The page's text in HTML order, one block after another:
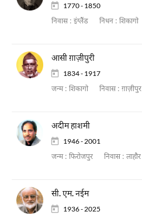
1770 - 1850
निवास : इंग्लैंड निधन : शिकागो
आसी ग़ाज़ीपुरी
1834 - 1917
जन्म : शिकागो निवास : ग़ाज़ीपुर
अदीम हाशमी
1946 - 2001
जन्म : फिरोजपुर निवास : लाहौर
सी. एम. नईम
1936 - 2025